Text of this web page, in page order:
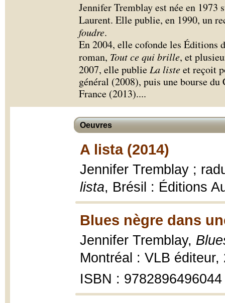
Jennifer Tremblay est née en 1973
Laurent. Elle publie, en 1990, un
foudre.
En 2004, elle cofonde les Éditions
roman, Tout ce qui brille, et
2007, elle publie La listeet reçoit
général (2008), puis une bourse
France (2013)....
Oeuvres
A lista (2014)
Jennifer Tremblay ;
lista, Brésil : Éditions
Blues nègre dans
Jennifer Tremblay,
Montréal : VLB
ISBN : 9782896496044